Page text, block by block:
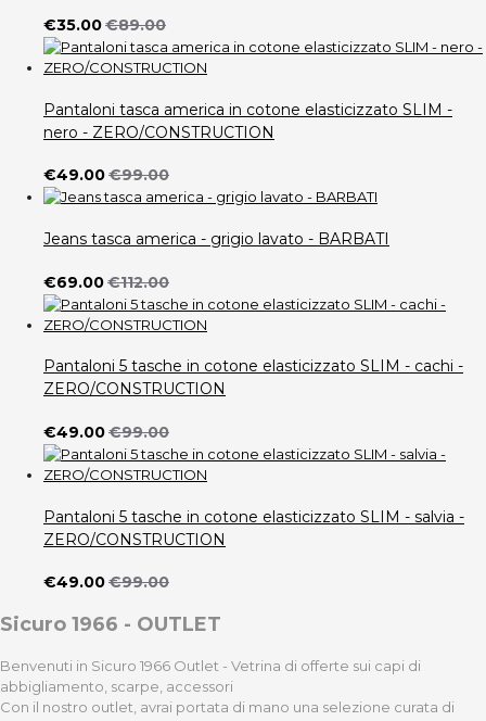
€35.00€89.00
Pantaloni tasca america in cotone elasticizzato SLIM -
nero - ZERO/CONSTRUCTION
€49.00€99.00
Jeans tasca america - grigio lavato - BARBATI
€69.00€112.00
Pantaloni 5 tasche in cotone elasticizzato SLIM - cachi -
ZERO/CONSTRUCTION
€49.00€99.00
Pantaloni 5 tasche in cotone elasticizzato SLIM - salvia -
ZERO/CONSTRUCTION
€49.00€99.00
Sicuro 1966 - OUTLET
Benvenuti in Sicuro 1966 Outlet - Vetrina di offerte sui capi di
abbigliamento, scarpe, accessori
Con il nostro outlet, avrai portata di mano una selezione curata di